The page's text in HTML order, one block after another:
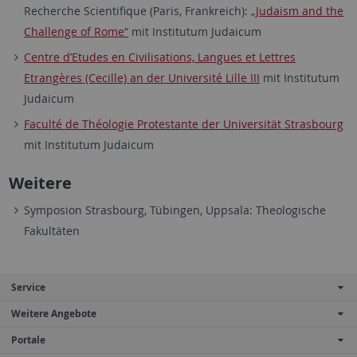
Recherche Scientifique (Paris, Frankreich):„Judaism and the
Challenge of Rome“ mit Institutum Judaicum
Centre d’Etudes en Civilisations, Langues et Lettres
Etrangères (Cecille) an der Université Lille III mit Institutum
Judaicum
Faculté de Théologie Protestante der Universität Strasbourg
mit Institutum Judaicum
Weitere
Symposion Strasbourg, Tübingen, Uppsala: Theologische
Fakultäten
Service
Weitere Angebote
Portale